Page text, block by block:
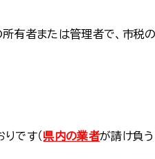
有者または管理者で、市税
です（ 県内の業者が請け負う